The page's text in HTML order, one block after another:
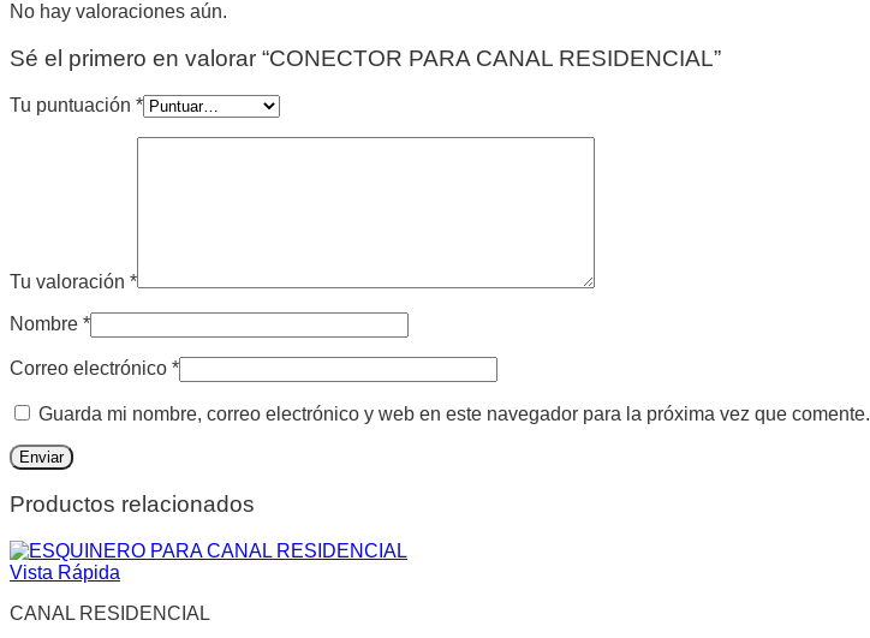
No hay valoraciones aún.
Sé el primero en valorar “CONECTOR PARA CANAL RESIDENCIAL”
Tu puntuación *
Tu valoración *
Nombre *
Correo electrónico *
Guarda mi nombre, correo electrónico y web en este navegador para la próxima vez que comente.
Productos relacionados
Vista Rápida
CANAL RESIDENCIAL